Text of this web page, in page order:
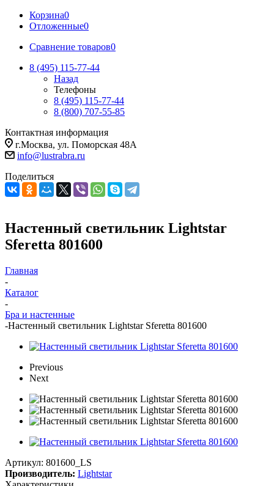
Корзина0
Отложенные0
Сравнение товаров0
8 (495) 115-77-44
Назад
Телефоны
8 (495) 115-77-44
8 (800) 707-55-85
Контактная информация
г.Москва, ул. Поморская 48А
info@lustrabra.ru
Поделиться
Настенный светильник Lightstar
Sferetta 801600
Главная
-
Каталог
-
Бра и настенные
-Настенный светильник Lightstar Sferetta 801600
Previous
Next
Артикул: 801600_LS
Производитель: Lightstar